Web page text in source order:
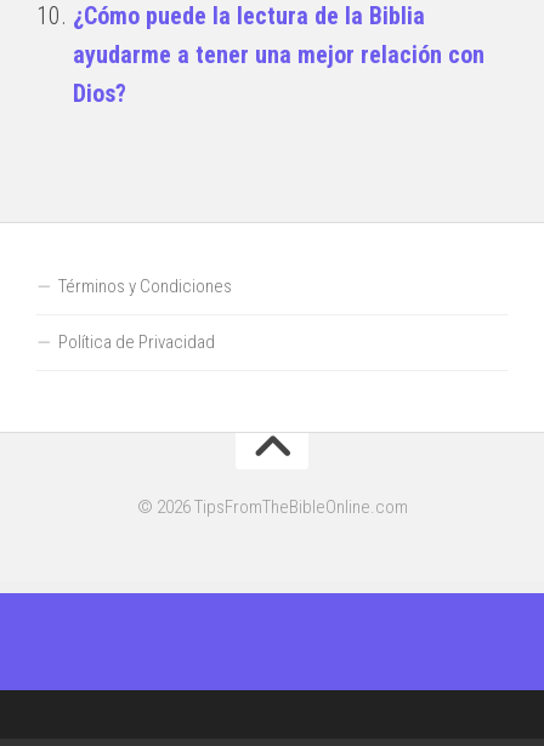
¿Cómo puede la lectura de la Biblia
ayudarme a tener una mejor relación con
Dios?
Términos y Condiciones
Política de Privacidad
© 2026 TipsFromTheBibleOnline.com